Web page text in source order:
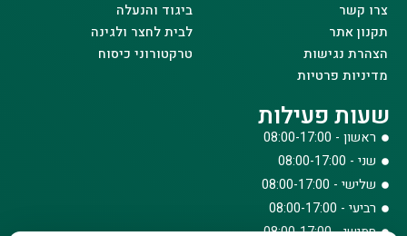
צרו קשר
תקנון אתר
הצהרת נגישות
מדיניות פרטיות
ביגוד והנעלה
לבית לחצר ולגינה
טרקטורוני כיסוח
שעות פעילות
ראשון - 08:00-17:00
שני - 08:00-17:00
שלישי - 08:00-17:00
רביעי - 08:00-17:00
חמישי - 08:00-17:00